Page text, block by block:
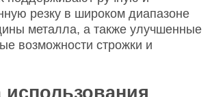
резку в широком диапазоне
металла, а также улучшенные
возможности строжки и
использования